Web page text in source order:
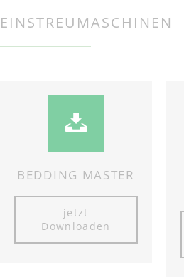
EINSTREUMASCHINEN
BEDDING MASTER
jetzt
Downloaden